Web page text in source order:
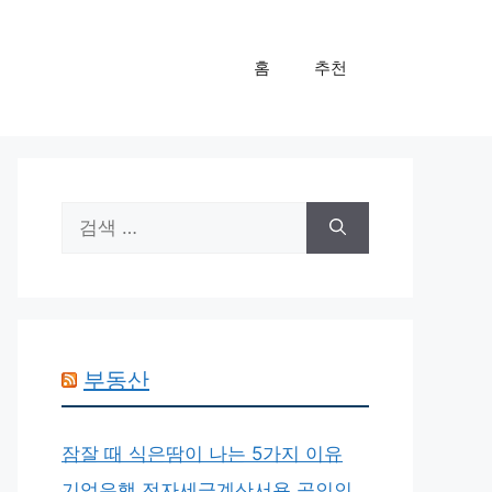
홈 추천
색:
부동산
잠잘 때 식은땀이 나는 5가지 이유